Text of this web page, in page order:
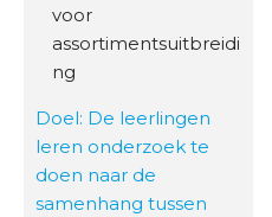
voor
assortimentsuitbreidi
ng
Doel: De leerlingen
leren onderzoek te
doen naar de
samenhang tussen